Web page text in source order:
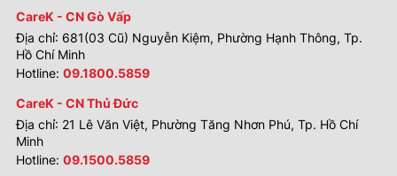
CareK - CN Gò Vấp
Địa chỉ: 681(03 Cũ) Nguyễn Kiệm, Phường Hạnh Thông, Tp.
Hồ Chí Minh
Hotline: 09.1800.5859
CareK - CN Thủ Đức
Địa chỉ: 21 Lê Văn Việt, Phường Tăng Nhơn Phú, Tp. Hồ Chí
Minh
Hotline: 09.1500.5859